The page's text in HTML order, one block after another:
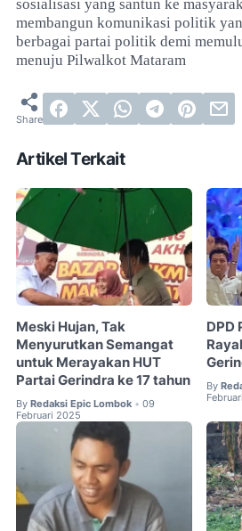
sosialisasi yang santun ke
membangun komunikasi politik
berbagai partai politik demi
menuju Pilwalkot Mataram
Artikel Terkait
Meski Hujan, Tak
Menyurutkan Semangat
untuk Merayakan HUT
Partai Gerindra ke 17 tahun
By Redaksi Epic Lombok • 09
Februari 2025
DPD
By